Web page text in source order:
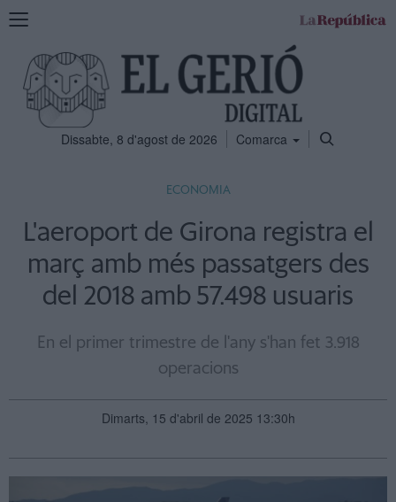
Mostra
navegació
Dissabte, 8 d'agost de 2026 Comarca
ECONOMIA
L'aeroport de Girona registra el
març amb més passatgers des
del 2018 amb 57.498 usuaris
En el primer trimestre de l'any s'han fet 3.918
operacions
Dimarts, 15 d'abril de 2025 13:30h